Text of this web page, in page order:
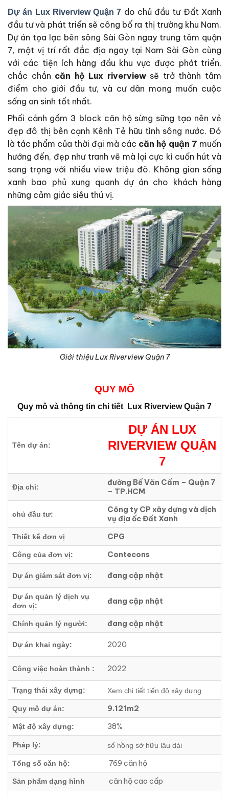
Dự án Lux Riverview Quận 7 do chủ đầu tư Đất Xanh
đầu tư và phát triển sẽ công bố ra thị trường khu Nam.
Dự án tọa lạc bên sông Sài Gòn ngay trung tâm quận
7, một vị trí rất đắc địa ngay tại Nam Sài Gòn cùng
với các tiện ích hàng đầu khu vực được phát triển,
chắc chắn căn hộ Lux riverviewsẽ trở thành tâm
điểm cho giới đầu tư, và cư dân mong muốn cuộc
sống an sinh tốt nhất.
Phối cảnh gồm 3 block căn hộ sừng sững tạo nên vẻ
đẹp đô thị bên cạnh Kênh Tẻ hữu tình sông nước. Đó
là tác phẩm của thời đại mà các căn hộ quận 7 muốn
hướng đến, đẹp như tranh vẽ mà lại cực kì cuốn hút và
sang trọng với nhiều view triệu đô. Không gian sống
xanh bao phủ xung quanh dự án cho khách hàng
những cảm giác siêu thú vị.
Giới thiệu Lux Riverview Quận 7
QUY MÔ
Quy mô và thông tin chi tiết Lux Riverview Quận 7
Tên dự án:
DỰ ÁN LUX
RIVERVIEW QUẬN
7
Địa chỉ:
đường Bế Văn Cấm – Quận 7
– TP.HCM
chủ đầu tư:
Công ty CP xây dựng và dịch
vụ địa ốc Đất Xanh
Thiết kế đơn vị CPG
Công của đơn vị: Contecons
Dự án giám sát đơn vị: đang cập nhật
Dự án quản lý dịch vụ
đơn vị:
đang cập nhật
Chính quản lý người: đang cập nhật
Dự án khai ngày: 2020
Công việc hoàn thành : 2022
Trạng thái xây dựng: Xem chi tiết tiến độ xây dựng
Quy mô dự án: 9.121m2
Mật độ xây dựng: 38%
Pháp lý: sổ hồng sở hữu lâu dài
Tổng số căn hộ: 769 căn hộ
Sản phẩm dạng hình căn hộ cao cấp